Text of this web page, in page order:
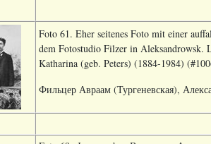
Foto 61. Eher seitenes Foto mit einer
dem Fotostudio Filzer in Aleksandrowsk.
Katharina (geb. Peters) (1884-1984)
Фильцер Авраам (Тургеневская),